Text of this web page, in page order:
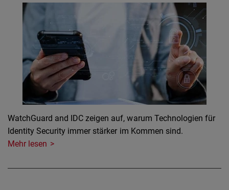
WatchGuard and IDC zeigen auf, warum Technologien für
Identity Security immer stärker im Kommen sind.
Mehr lesen